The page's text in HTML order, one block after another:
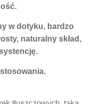
w dotyku, bardzo
naturalny skład,